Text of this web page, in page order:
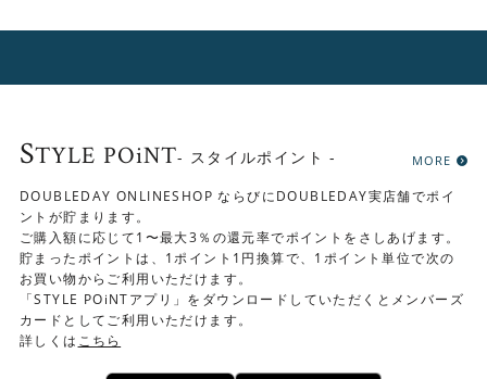
STYLE POiNT- スタイルポイント - MORE
DOUBLEDAY ONLINESHOP ならびにDOUBLEDAY実店舗でポイ
ントが貯まります。
ご購入額に応じて1〜最大3％の還元率でポイントをさしあげます。
貯まったポイントは、1ポイント1円換算で、1ポイント単位で次の
お買い物からご利用いただけます。
「STYLE POiNTアプリ」をダウンロードしていただくとメンバーズ
カードとしてご利用いただけます。
詳しくは こちら